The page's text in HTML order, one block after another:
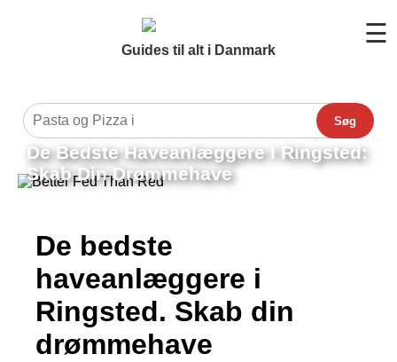
Guides til alt i Danmark
☰
Søg
De Bedste Haveanlæggere I Ringsted:
Skab Din Drømmehave
De bedste
haveanlæggere i
Ringsted. Skab din
drømmehave